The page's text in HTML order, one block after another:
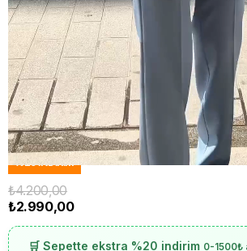
Dantel Detay Torba Cep Yelek
Stok Kodu
(922)
Tahmini Teslim Süresi : 3 Tahmini Teslimat
%29İNDIRIM
₺4.200,00
₺2.990,00
🛒 Sepette ekstra %20 indirim 0-1500₺